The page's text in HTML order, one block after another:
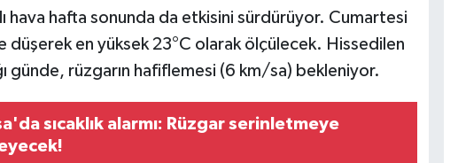
hava hafta sonunda da etkisini sürdürüyor. Cumartesi
düşerek en yüksek 23°C olarak ölçülecek. Hissedilen
günde, rüzgarın hafiflemesi (6 km/sa) bekleniyor.
sıcaklık alarmı: Rüzgar serinletmeye